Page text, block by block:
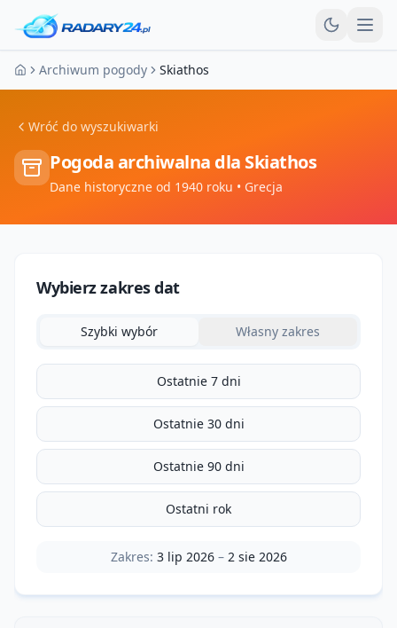
Strona główna
Archiwum pogody Skiathos
Wróć do wyszukiwarki
Pogoda archiwalna dla Skiathos
Dane historyczne od 1940 roku • Grecja
Wybierz zakres dat
Szybki wybór Własny zakres
Ostatnie 7 dni
Ostatnie 30 dni
Ostatnie 90 dni
Ostatni rok
Zakres: 3 lip 2026– 2 sie 2026